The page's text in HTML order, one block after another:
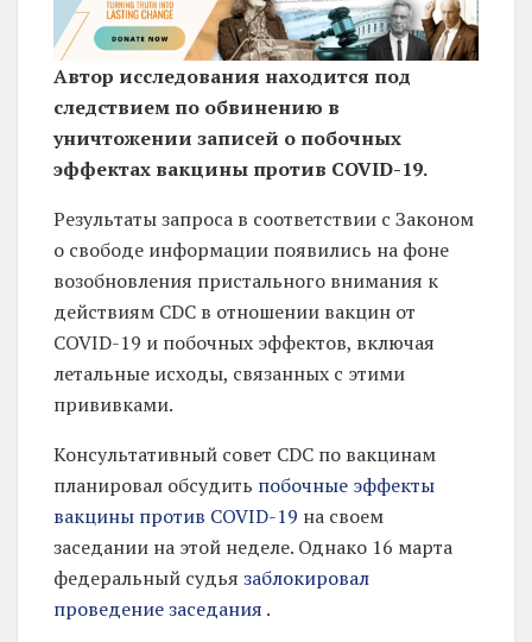
ц
и
я
М
л
и
о
н
д
о
л
л
а
р
о
Автор исследования находится под
следствием по обвинению в
уничтожении записей о побочных
эффектах вакцины против COVID-19.
Результаты запроса в соответствии с Законом
о свободе информации появились на фоне
возобновления пристального внимания к
действиям CDC в отношении вакцин от
COVID-19 и побочных эффектов, включая
летальные исходы, связанных с этими
прививками.
Консультативный совет CDC по вакцинам
планировал обсудить побочные эффекты
вакцины против COVID-19 на своем
заседании на этой неделе. Однако 16 марта
федеральный судья заблокировал
проведение заседания .